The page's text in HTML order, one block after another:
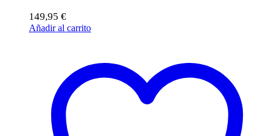
149,95 €
Añadir al carrito